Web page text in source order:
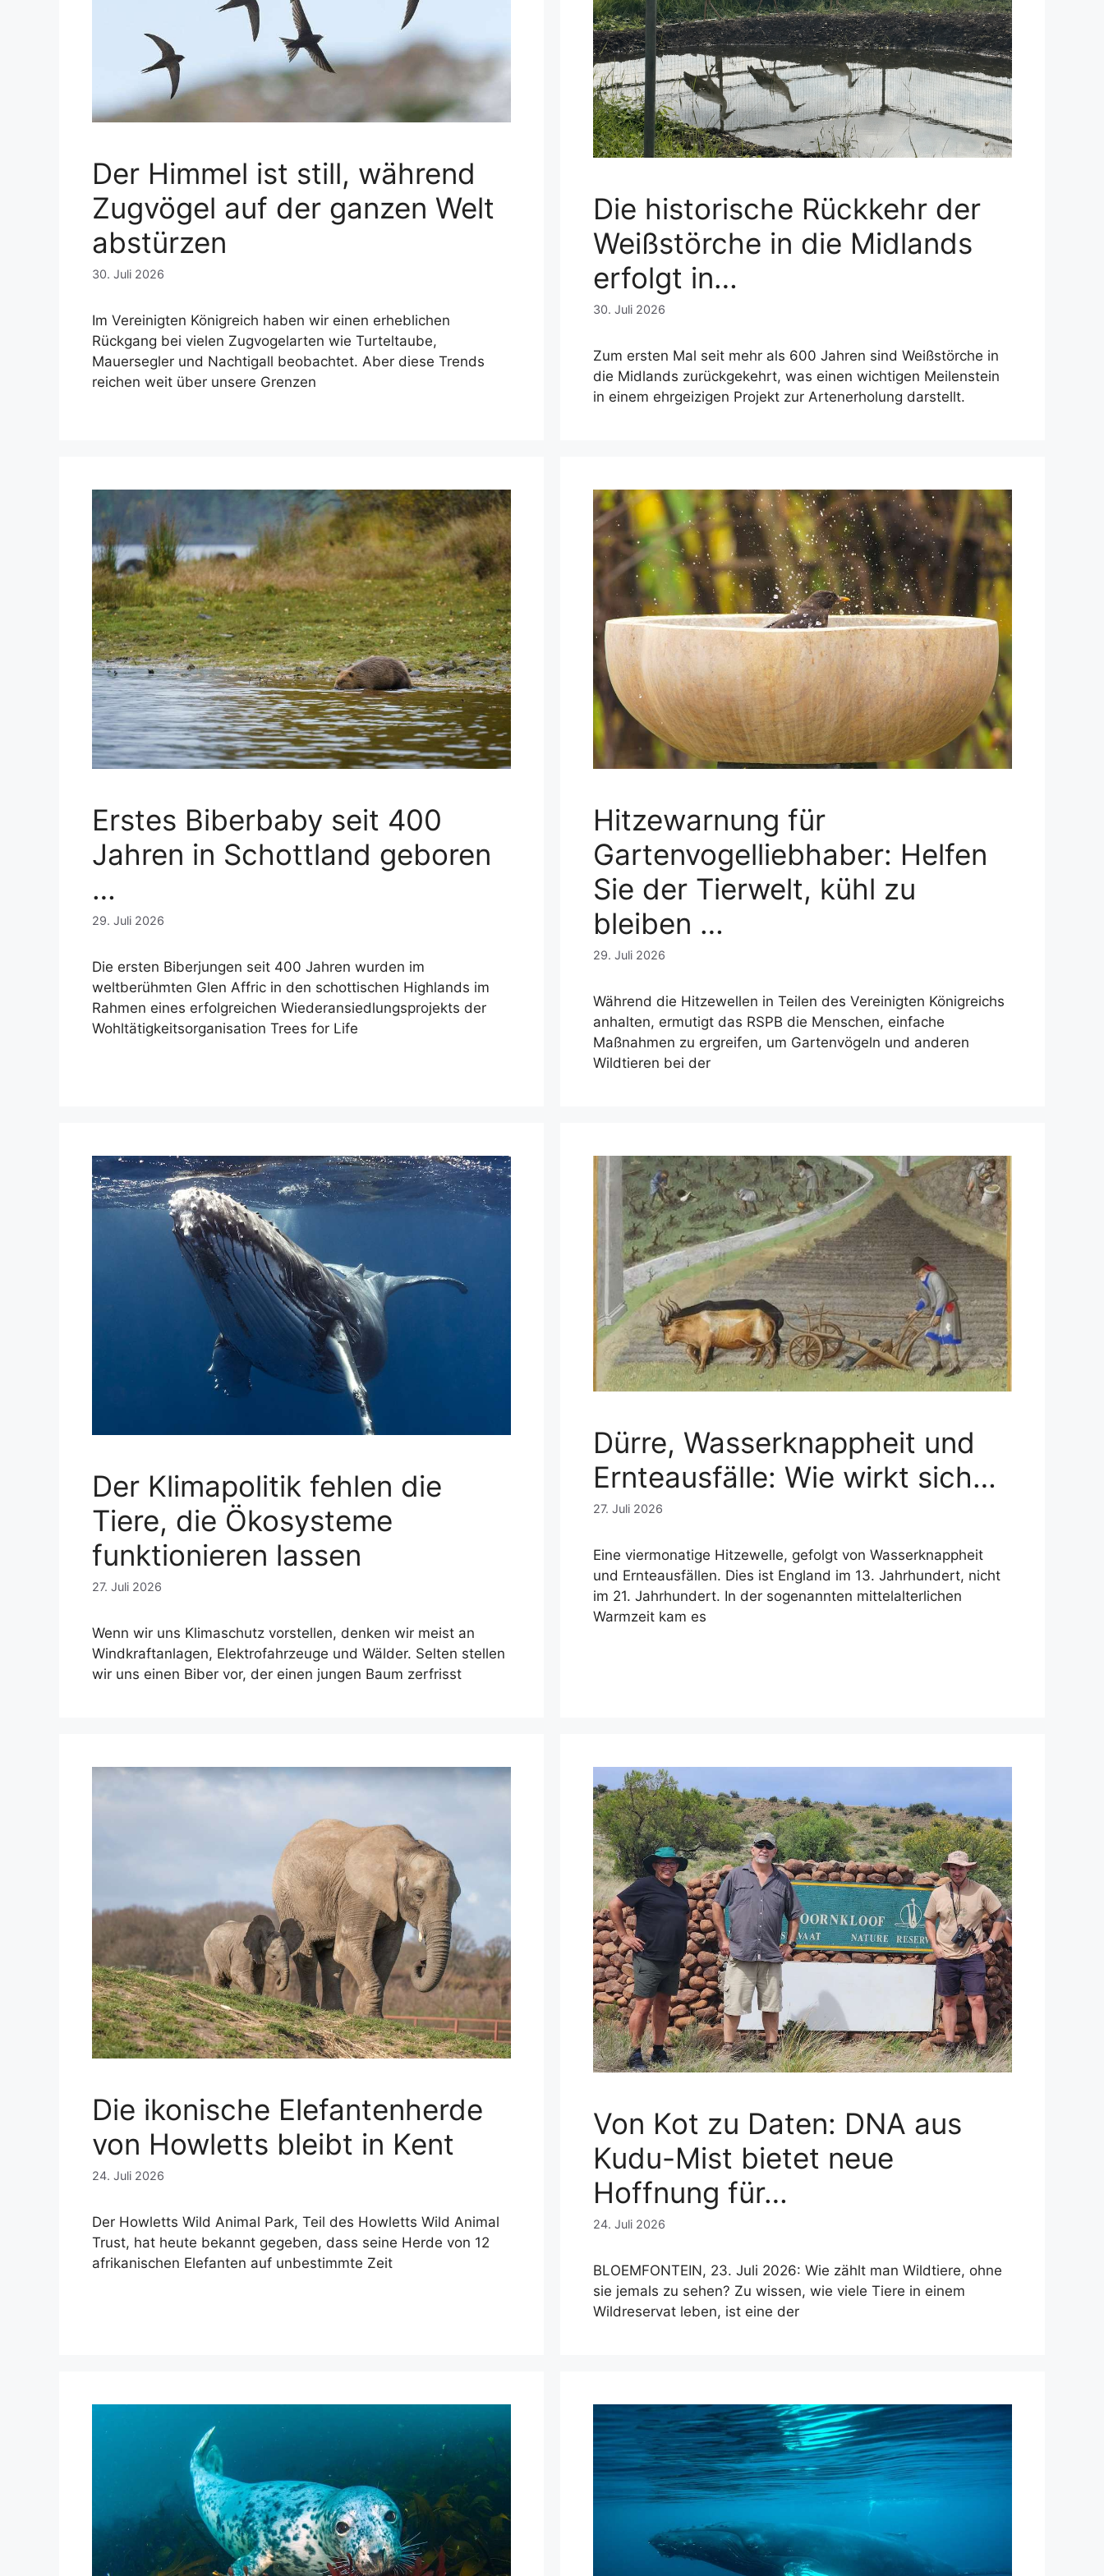
Der Himmel ist still, während
Zugvögel auf der ganzen Welt
abstürzen
30. Juli 2026
Im Vereinigten Königreich haben wir einen erheblichen
Rückgang bei vielen Zugvogelarten wie Turteltaube,
Mauersegler und Nachtigall beobachtet. Aber diese Trends
reichen weit über unsere Grenzen
Die historische Rückkehr der
Weißstörche in die Midlands
erfolgt in…
30. Juli 2026
Zum ersten Mal seit mehr als 600 Jahren sind Weißstörche in
die Midlands zurückgekehrt, was einen wichtigen Meilenstein
in einem ehrgeizigen Projekt zur Artenerholung darstellt.
Erstes Biberbaby seit 400
Jahren in Schottland geboren
…
29. Juli 2026
Die ersten Biberjungen seit 400 Jahren wurden im
weltberühmten Glen Affric in den schottischen Highlands im
Rahmen eines erfolgreichen Wiederansiedlungsprojekts der
Wohltätigkeitsorganisation Trees for Life
Hitzewarnung für
Gartenvogelliebhaber: Helfen
Sie der Tierwelt, kühl zu
bleiben …
29. Juli 2026
Während die Hitzewellen in Teilen des Vereinigten Königreichs
anhalten, ermutigt das RSPB die Menschen, einfache
Maßnahmen zu ergreifen, um Gartenvögeln und anderen
Wildtieren bei der
Der Klimapolitik fehlen die
Tiere, die Ökosysteme
funktionieren lassen
27. Juli 2026
Wenn wir uns Klimaschutz vorstellen, denken wir meist an
Windkraftanlagen, Elektrofahrzeuge und Wälder. Selten stellen
wir uns einen Biber vor, der einen jungen Baum zerfrisst
Dürre, Wasserknappheit und
Ernteausfälle: Wie wirkt sich…
27. Juli 2026
Eine viermonatige Hitzewelle, gefolgt von Wasserknappheit
und Ernteausfällen. Dies ist England im 13. Jahrhundert, nicht
im 21. Jahrhundert. In der sogenannten mittelalterlichen
Warmzeit kam es
Die ikonische Elefantenherde
von Howletts bleibt in Kent
24. Juli 2026
Der Howletts Wild Animal Park, Teil des Howletts Wild Animal
Trust, hat heute bekannt gegeben, dass seine Herde von 12
afrikanischen Elefanten auf unbestimmte Zeit
Von Kot zu Daten: DNA aus
Kudu-Mist bietet neue
Hoffnung für…
24. Juli 2026
BLOEMFONTEIN, 23. Juli 2026: Wie zählt man Wildtiere, ohne
sie jemals zu sehen? Zu wissen, wie viele Tiere in einem
Wildreservat leben, ist eine der